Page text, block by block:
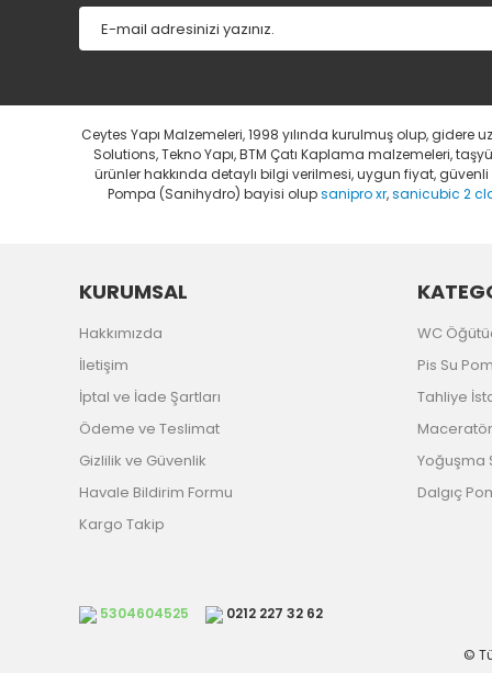
Ceytes Yapı Malzemeleri, 1998 yılında kurulmuş olup,
Solutions, Tekno Yapı, BTM Çatı Kaplama malzemeleri,
ürünler hakkında detaylı bilgi verilmesi, uygun fiyat,
Pompa (Sanihydro) bayisi olupsanipro xr,sanicubic 2
KURUMSAL
Hakkımızda
İletişim
İptal ve İade Şartları
Ödeme ve Teslimat
Gizlilik ve Güvenlik
Havale Bildirim Formu
Kargo Takip
WC
Pis Su
Tahliye
Yoğuşma
Dalgıç
5304604525 0212 227 32 62
©